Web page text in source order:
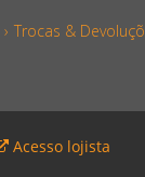
Trocas &
Acesso lojista